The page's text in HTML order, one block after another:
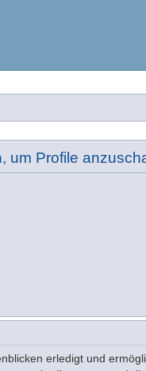
um Profile
erledigt und